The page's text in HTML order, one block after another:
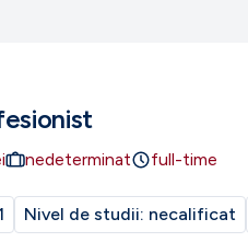
nedeterminat full-time
Nivel de studii: necalificat